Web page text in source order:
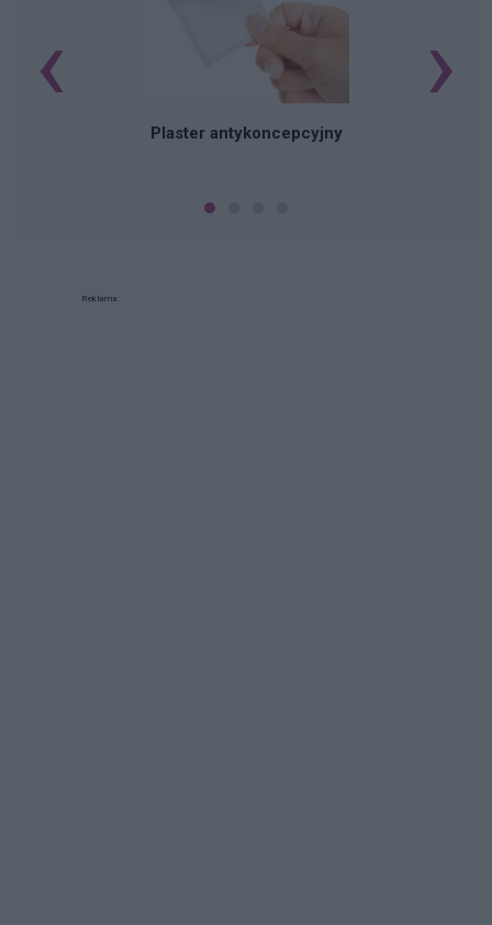
Plaster antykoncepcyjny
‹ ›
Reklama: